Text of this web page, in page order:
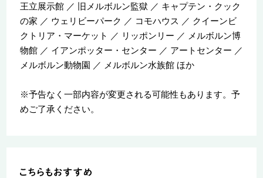
王立展示館 ／ 旧メルボルン監獄 ／ キャプテン・クック
の家 ／ ウェリビーパーク ／ コモハウス ／ クイーンビ
クトリア・マーケット ／ リッポンリー ／ メルボルン博
物館 ／ イアンポッター・センター ／ アートセンター ／
メルボルン動物園 ／ メルボルン水族館 ほか
※予告なく一部内容が変更される可能性もあります。予
めご了承ください。